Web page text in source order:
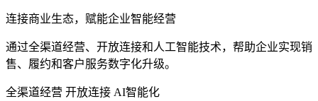
连接商业生态，赋能企业智能经营
通过全渠道经营、开放连接和人工智能技术，帮助企业实现销
售、履约和客户服务数字化升级。
全渠道经营 开放连接 AI智能化